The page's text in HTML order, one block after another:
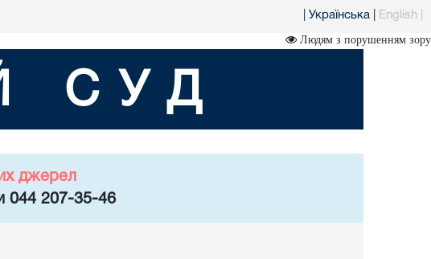
Українська English
Людям з порушенням зору
СУД
джерел
044 207-35-46